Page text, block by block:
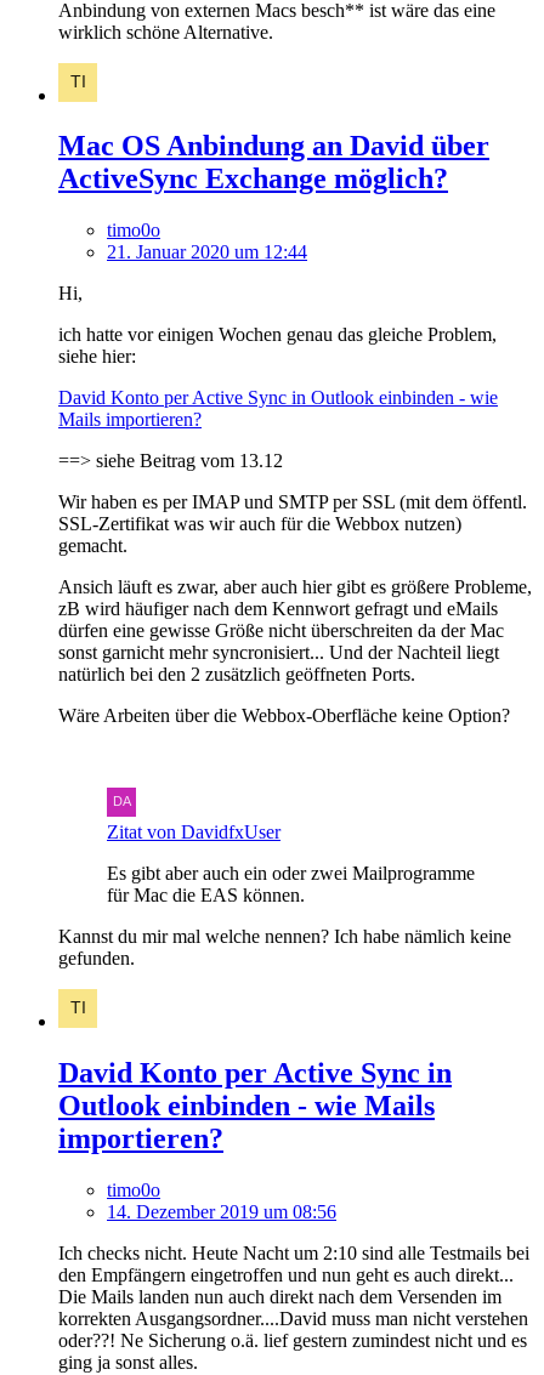
Anbindung von externen Macs besch** ist wäre das eine
wirklich schöne Alternative.
Mac OS Anbindung an David über
ActiveSync Exchange möglich?
timo0o
21. Januar 2020 um 12:44
Hi,
ich hatte vor einigen Wochen genau das gleiche Problem,
siehe hier:
David Konto per Active Sync in Outlook einbinden - wie
Mails importieren?
==> siehe Beitrag vom 13.12
Wir haben es per IMAP und SMTP per SSL (mit dem öffentl.
SSL-Zertifikat was wir auch für die Webbox nutzen)
gemacht.
Ansich läuft es zwar, aber auch hier gibt es größere Probleme,
zB wird häufiger nach dem Kennwort gefragt und eMails
dürfen eine gewisse Größe nicht überschreiten da der Mac
sonst garnicht mehr syncronisiert... Und der Nachteil liegt
natürlich bei den 2 zusätzlich geöffneten Ports.
Wäre Arbeiten über die Webbox-Oberfläche keine Option?
Zitat von DavidfxUser
Es gibt aber auch ein oder zwei Mailprogramme
für Mac die EAS können.
Kannst du mir mal welche nennen? Ich habe nämlich keine
gefunden.
David Konto per Active Sync in
Outlook einbinden - wie Mails
importieren?
timo0o
14. Dezember 2019 um 08:56
Ich checks nicht. Heute Nacht um 2:10 sind alle Testmails bei
den Empfängern eingetroffen und nun geht es auch direkt...
Die Mails landen nun auch direkt nach dem Versenden im
korrekten Ausgangsordner....David muss man nicht verstehen
oder??! Ne Sicherung o.ä. lief gestern zumindest nicht und es
ging ja sonst alles.